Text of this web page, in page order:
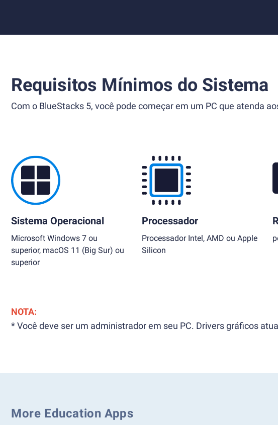
Requisitos Mínimos do Sistema
Com o BlueStacks 5, você pode começar em um PC que atenda
Sistema Operacional
Microsoft Windows 7 ou
superior, macOS 11 (Big Sur) ou
superior
Processador
Processador Intel, AMD ou Apple
Silicon
NOTA:
* Você deve ser um administrador em seu PC. Drivers gráficos
More Education Apps